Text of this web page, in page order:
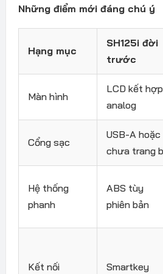
Những điểm mới đáng chú ý
Hạng mục
SH125i đời
trước
Màn hình
LCD kết hợp
analog
Cổng sạc
USB-A hoặc
chưa trang
Hệ thống
phanh
ABS tùy
phiên bản
Kết nối Smartkey